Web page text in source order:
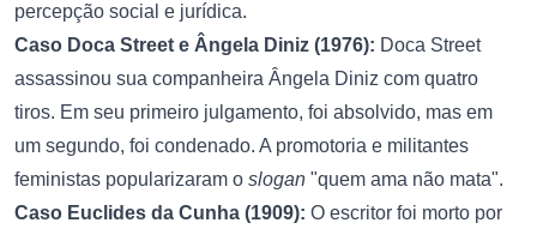
percepção social e jurídica.
Caso Doca Street e Ângela Diniz (1976): Doca Street
assassinou sua companheira Ângela Diniz com quatro
tiros. Em seu primeiro julgamento, foi absolvido, mas em
um segundo, foi condenado. A promotoria e militantes
feministas popularizaram o slogan "quem ama não mata".
Caso Euclides da Cunha (1909): O escritor foi morto por